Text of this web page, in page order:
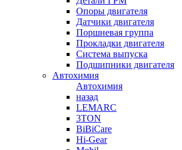
Опоры двигателя
Датчики двигателя
Поршневая группа
Прокладки двигателя
Система выпуска
Подшипники двигателя
Автохимия
Автохимия
назад
LEMARC
3TON
BiBiCare
Hi-Gear